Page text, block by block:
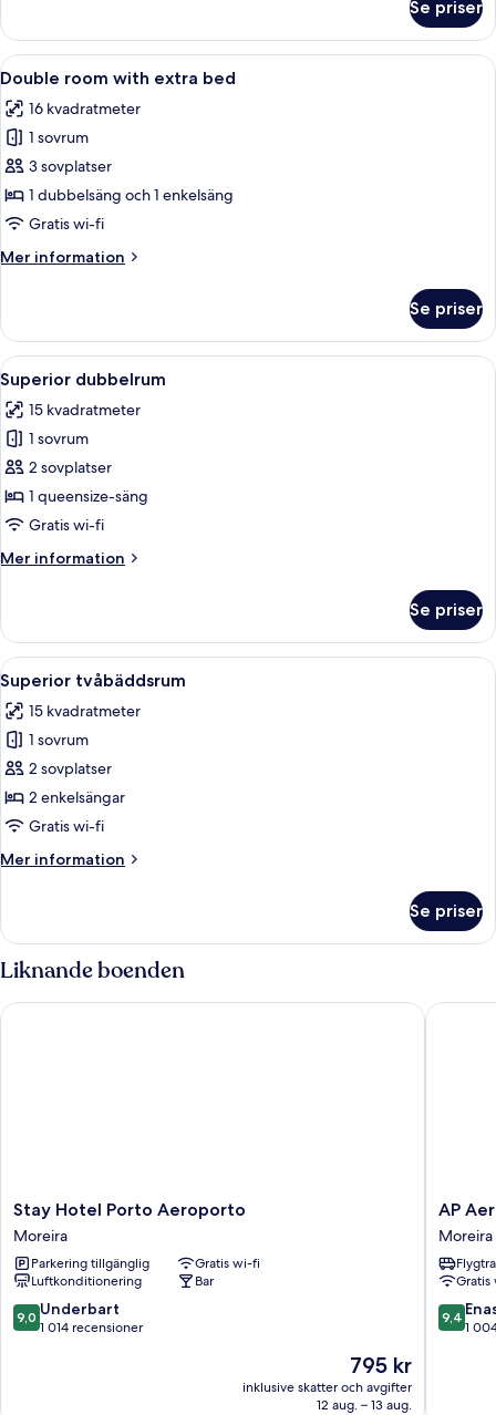
dubbelrum
Se priser
Öppna
alla
foton
för
Double
room
with
bed
Ett hotellrum med två sängar, ett
7
Double room with extra bed
16 kvadratmeter
1 sovrum
3 sovplatser
1 dubbelsäng och 1 enkelsäng
Gratis wi-fi
Mer information
Mer
room
with
extra
bed
Se priser
Öppna
alla
foton
för
Superior
dubbelrum
Ett hotellrum med en säng, ett
7
Superior dubbelrum
15 kvadratmeter
1 sovrum
2 sovplatser
1 queensize-säng
Gratis wi-fi
Mer information
Mer
dubbelrum
Se priser
Öppna
alla
foton
för
Superior
tvåbäddsrum
Ett hotellrum med en säng, ett
7
Superior tvåbäddsrum
15 kvadratmeter
1 sovrum
2 sovplatser
2 enkelsängar
Gratis wi-fi
Mer information
Mer
tvåbäddsrum
Se priser
Liknande boenden
Stay
Hotel
Porto
Aeroporto
Moreira
Stay Hotel Porto Aeroporto
Moreira
Parkering tillgänglig
Gratis wi-fi
Luftkonditionering
Bar
9.0
av
9,0 Underbart
1 014 recensioner
Priset
är
795 kr
795 kr
inklusive skatter och avgifter
12 aug. – 13 aug.
Stay Hotel Porto Aeroporto
AP
Porto
Moreira
AP
Moreira
9.4
av
9,4
1
AP